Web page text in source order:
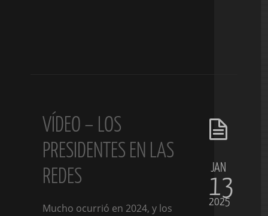
VÍDEO – LOS
PRESIDENTES EN LAS
REDES
Mucho ocurrió en 2024, y los
JAN
13
2025